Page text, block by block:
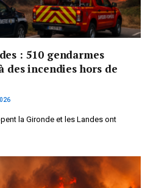
: 510 gendarmes
des incendies hors de
la Gironde et les Landes ont